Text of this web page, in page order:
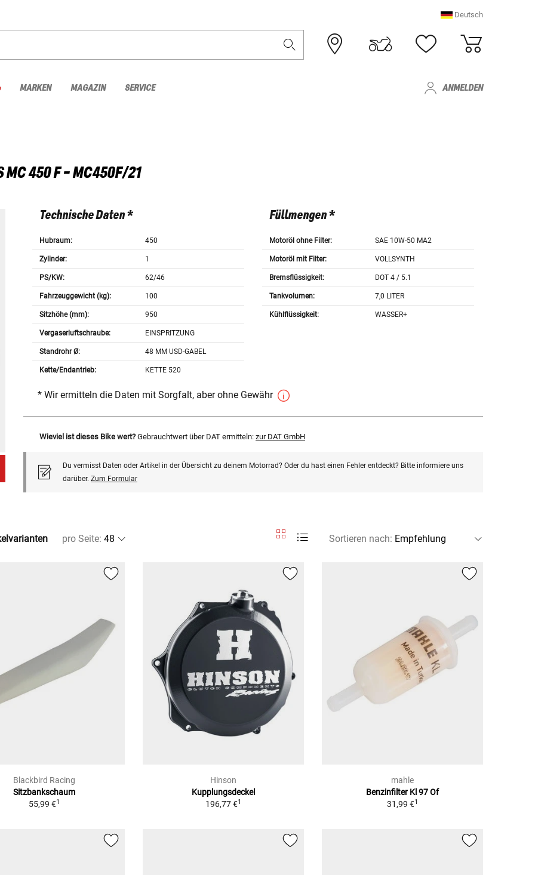
Deutsch
MARKEN MAGAZIN SERVICE ANMELDEN
MC 450 F - MC450F/21
Technische Daten *
Hubraum: 450
Zylinder: 1
PS/KW: 62/46
Fahrzeuggewicht (kg): 100
Sitzhöhe (mm): 950
Vergaserluftschraube: EINSPRITZUNG
Standrohr Ø: 48 MM USD-GABEL
Kette/Endantrieb: KETTE 520
Füllmengen *
Motoröl ohne Filter: SAE 10W-50 MA2
Motoröl mit Filter: VOLLSYNTH
Bremsflüssigkeit: DOT 4 / 5.1
Tankvolumen: 7,0 LITER
Kühlflüssigkeit: WASSER+
* Wir ermitteln die Daten mit Sorgfalt, aber ohne Gewähr
Wieviel ist dieses Bike wert? Gebrauchtwert über DAT ermitteln: zur DAT GmbH
Du vermisst Daten oder Artikel in der Übersicht zu deinem Motorrad? Oder du hast einen Fehler entdeckt? Bitte informiere uns
darüber. Zum Formular
pro Seite: Sortieren nach:
Blackbird Racing
Sitzbankschaum
55,99 €1
Hinson
Kupplungsdeckel
196,77 €1
mahle
Benzinfilter Kl 97 Of
31,99 €1